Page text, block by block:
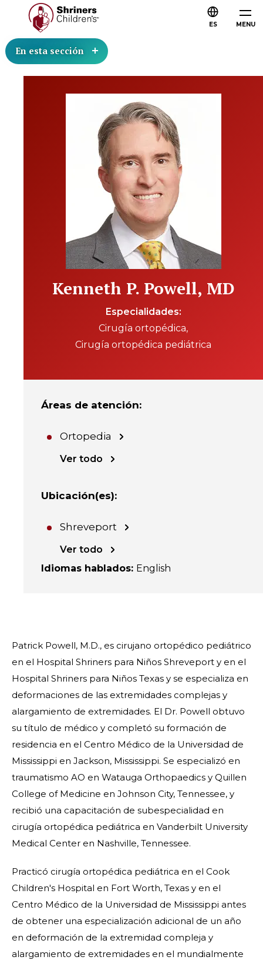
MENU
ES
En esta sección
Kenneth P. Powell, MD
Especialidades
Cirugía ortopédica
Cirugía ortopédica pediátrica
Áreas de atención:
Ortopedia
Ver todo
Ubicación(es):
Shreveport
Ver todo
Idiomas hablados: English
Patrick Powell, M.D., es cirujano ortopédico pediátrico
en el Hospital Shriners para Niños Shreveport y en el
Hospital Shriners para Niños Texas y se especializa en
deformaciones de las extremidades complejas y
alargamiento de extremidades. El Dr. Powell obtuvo
su título de médico y completó su formación de
residencia en el Centro Médico de la Universidad de
Mississippi en Jackson, Mississippi. Se especializó en
traumatismo AO en Watauga Orthopaedics y Quillen
College of Medicine en Johnson City, Tennessee, y
recibió una capacitación de subespecialidad en
cirugía ortopédica pediátrica en Vanderbilt University
Medical Center en Nashville, Tennessee.
Practicó cirugía ortopédica pediátrica en el Cook
Children's Hospital en Fort Worth, Texas y en el
Centro Médico de la Universidad de Mississippi antes
de obtener una especialización adicional de un año
en deformación de la extremidad compleja y
alargamiento de extremidades en el mundialmente